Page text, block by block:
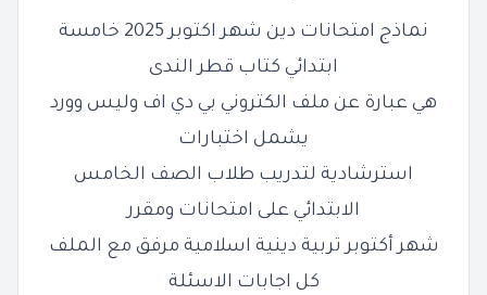
نماذج امتحانات دين شهر اكتوبر 2025 خامسة
ابتدائي كتاب قطر الندى
هي عبارة عن ملف الكتروني بي دي اف وليس وورد
يشمل اختبارات
استرشادية لتدريب طلاب الصف الخامس
الابتدائي على امتحانات ومقرر
شهر أكتوبر تربية دينية اسلامية مرفق مع الملف
كل اجابات الاسئلة